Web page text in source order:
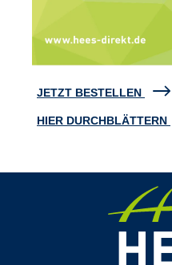
JETZT BESTELLEN
HIER DURCHBLÄTTERN